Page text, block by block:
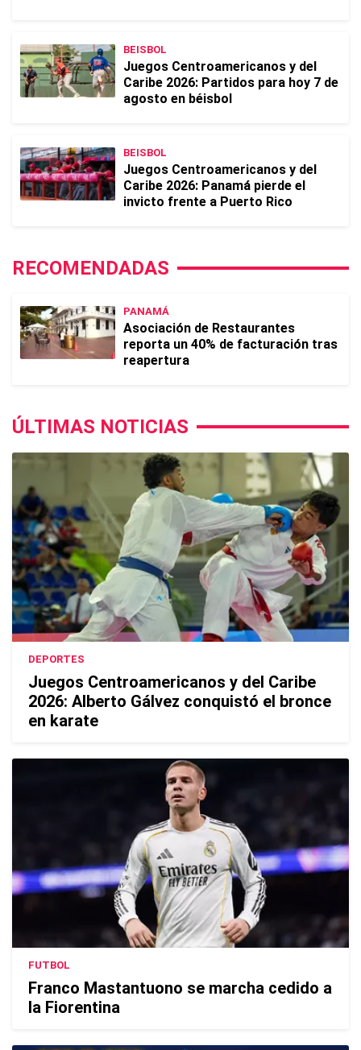
BEISBOL
Juegos Centroamericanos y del
Caribe 2026: Partidos para hoy 7 de
agosto en béisbol
BEISBOL
Juegos Centroamericanos y del
Caribe 2026: Panamá pierde el
invicto frente a Puerto Rico
RECOMENDADAS
PANAMÁ
Asociación de Restaurantes
reporta un 40% de facturación tras
reapertura
ÚLTIMAS NOTICIAS
DEPORTES
Juegos Centroamericanos y del Caribe
2026: Alberto Gálvez conquistó el bronce
en karate
FUTBOL
Franco Mastantuono se marcha cedido a
la Fiorentina